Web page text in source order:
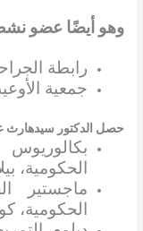
وهو أيضًا عضو
رابطة
جمعية
حصل الدكتور سيدهارث
الحكومية،
ماجستير
الحكومية،